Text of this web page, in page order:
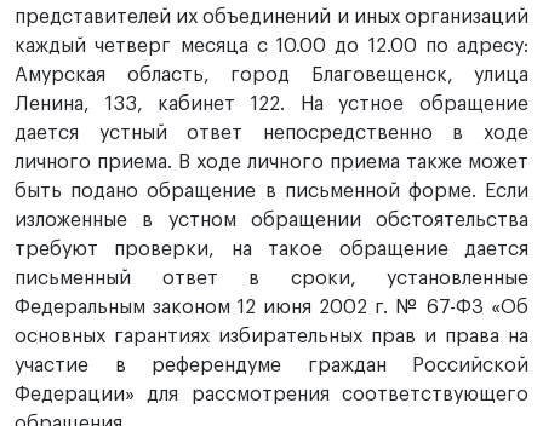
представителей их объединений и иных организаций
каждый четверг месяца с 10.00 до 12.00 по адресу:
Амурская область, город Благовещенск, улица
Ленина, 133, кабинет 122. На устное обращение
дается устный ответ непосредственно в ходе
личного приема. В ходе личного приема также может
быть подано обращение в письменной форме. Если
изложенные в устном обращении обстоятельства
требуют проверки, на такое обращение дается
письменный ответ в сроки, установленные
Федеральным законом 12 июня 2002 г. № 67-ФЗ «Об
основных гарантиях избирательных прав и права на
участие в референдуме граждан Российской
Федерации» для рассмотрения соответствующего